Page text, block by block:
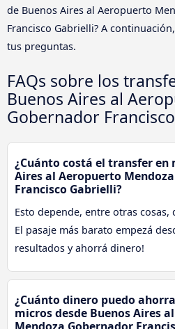
de Buenos Aires al Aeropuerto
Francisco Gabrielli? A
tus preguntas.
FAQs sobre los
Buenos Aires al
Gobernador
¿Cuánto costá el transfer en
Aires al Aeropuerto
Francisco Gabrielli?
Esto depende, entre otras
El pasaje más barato empezá
resultados y ahorrá dinero!
¿Cuánto dinero puedo
micros desde Buenos Aires